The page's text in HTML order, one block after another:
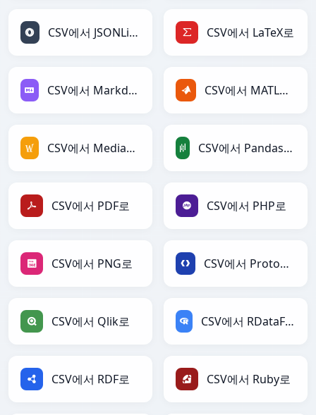
CSV에서 JSONLines로 CSV에서 LaTeX로
CSV에서 Markdown로 CSV에서 MATLAB로
CSV에서 MediaWiki로 CSV에서 PandasDataFrame로
CSV에서 PDF로 CSV에서 PHP로
CSV에서 PNG로 CSV에서 Protobuf로
CSV에서 Qlik로 CSV에서 RDataFrame로
CSV에서 RDF로 CSV에서 Ruby로